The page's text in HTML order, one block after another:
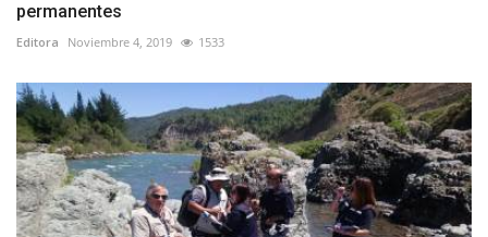
permanentes
Editora Noviembre 4, 2019 1533